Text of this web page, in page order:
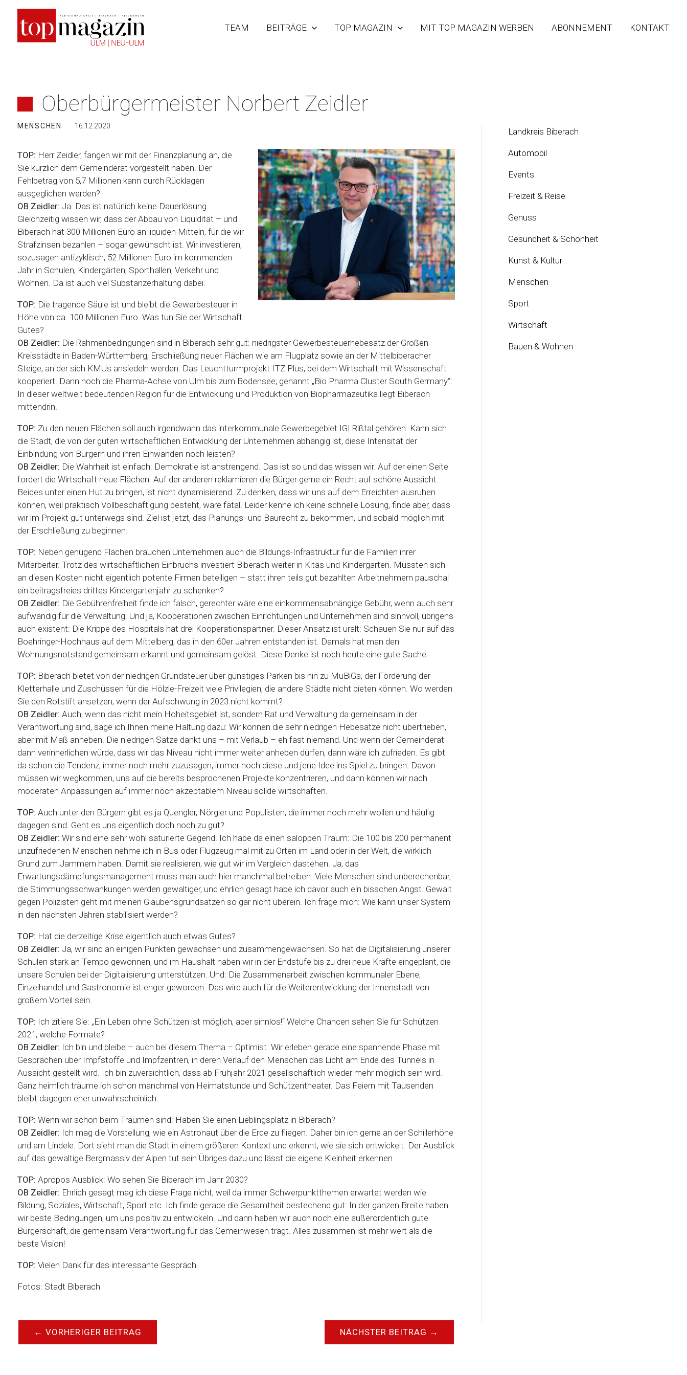
springen
TEAM BEITRÄGE TOP MAGAZIN MIT TOP MAGAZIN WERBEN ABONNEMENT KONTAKT
Oberbürgermeister Norbert Zeidler
MENSCHEN 16.12.2020
TOP: Herr Zeidler, fangen wir mit der Finanzplanung an, die
Sie kürzlich dem Gemeinderat vorgestellt haben. Der
Fehlbetrag von 5,7 Millionen kann durch Rücklagen
ausgeglichen werden?
OB Zeidler: Ja. Das ist natürlich keine Dauerlösung.
Gleichzeitig wissen wir, dass der Abbau von Liquidität – und
Biberach hat 300 Millionen Euro an liquiden Mitteln, für die wir
Strafzinsen bezahlen – sogar gewünscht ist. Wir investieren,
sozusagen antizyklisch, 52 Millionen Euro im kommenden
Jahr in Schulen, Kindergärten, Sporthallen, Verkehr und
Wohnen. Da ist auch viel Substanzerhaltung dabei.
TOP: Die tragende Säule ist und bleibt die Gewerbesteuer in
Höhe von ca. 100 Millionen Euro. Was tun Sie der Wirtschaft
Gutes?
OB Zeidler: Die Rahmenbedingungen sind in Biberach sehr gut: niedrigster Gewerbesteuerhebesatz der Großen
Kreisstädte in Baden-Württemberg, Erschließung neuer Flächen wie am Flugplatz sowie an der Mittelbiberacher
Steige, an der sich KMUs ansiedeln werden. Das Leuchtturmprojekt ITZ Plus, bei dem Wirtschaft mit Wissenschaft
kooperiert. Dann noch die Pharma-Achse von Ulm bis zum Bodensee, genannt „Bio Pharma Cluster South Germany“:
In dieser weltweit bedeutenden Region für die Entwicklung und Produktion von Biopharmazeutika liegt Biberach
mittendrin.
TOP: Zu den neuen Flächen soll auch irgendwann das interkommunale Gewerbegebiet IGI Rißtal gehören. Kann sich
die Stadt, die von der guten wirtschaftlichen Entwicklung der Unternehmen abhängig ist, diese Intensität der
Einbindung von Bürgern und ihren Einwänden noch leisten?
OB Zeidler: Die Wahrheit ist einfach: Demokratie ist anstrengend. Das ist so und das wissen wir. Auf der einen Seite
fordert die Wirtschaft neue Flächen. Auf der anderen reklamieren die Bürger gerne ein Recht auf schöne Aussicht.
Beides unter einen Hut zu bringen, ist nicht dynamisierend. Zu denken, dass wir uns auf dem Erreichten ausruhen
können, weil praktisch Vollbeschäftigung besteht, wäre fatal. Leider kenne ich keine schnelle Lösung, finde aber, dass
wir im Projekt gut unterwegs sind. Ziel ist jetzt, das Planungs- und Baurecht zu bekommen, und sobald möglich mit
der Erschließung zu beginnen.
TOP: Neben genügend Flächen brauchen Unternehmen auch die Bildungs-Infrastruktur für die Familien ihrer
Mitarbeiter. Trotz des wirtschaftlichen Einbruchs investiert Biberach weiter in Kitas und Kindergärten. Müssten sich
an diesen Kosten nicht eigentlich potente Firmen beteiligen – statt ihren teils gut bezahlten Arbeitnehmern pauschal
ein beitragsfreies drittes Kindergartenjahr zu schenken?
OB Zeidler: Die Gebührenfreiheit finde ich falsch, gerechter wäre eine einkommensabhängige Gebühr, wenn auch sehr
aufwändig für die Verwaltung. Und ja, Kooperationen zwischen Einrichtungen und Unternehmen sind sinnvoll, übrigens
auch existent: Die Krippe des Hospitals hat drei Kooperationspartner. Dieser Ansatz ist uralt: Schauen Sie nur auf das
Boehringer-Hochhaus auf dem Mittelberg, das in den 60er Jahren entstanden ist. Damals hat man den
Wohnungsnotstand gemeinsam erkannt und gemeinsam gelöst. Diese Denke ist noch heute eine gute Sache.
TOP: Biberach bietet von der niedrigen Grundsteuer über günstiges Parken bis hin zu MuBiGs, der Förderung der
Kletterhalle und Zuschüssen für die Hölzle-Freizeit viele Privilegien, die andere Städte nicht bieten können. Wo werden
Sie den Rotstift ansetzen, wenn der Aufschwung in 2023 nicht kommt?
OB Zeidler: Auch, wenn das nicht mein Hoheitsgebiet ist, sondern Rat und Verwaltung da gemeinsam in der
Verantwortung sind, sage ich Ihnen meine Haltung dazu: Wir können die sehr niedrigen Hebesätze nicht übertrieben,
aber mit Maß anheben. Die niedrigen Sätze dankt uns – mit Verlaub – eh fast niemand. Und wenn der Gemeinderat
dann verinnerlichen würde, dass wir das Niveau nicht immer weiter anheben dürfen, dann wäre ich zufrieden. Es gibt
da schon die Tendenz, immer noch mehr zuzusagen, immer noch diese und jene Idee ins Spiel zu bringen. Davon
müssen wir wegkommen, uns auf die bereits besprochenen Projekte konzentrieren, und dann können wir nach
moderaten Anpassungen auf immer noch akzeptablem Niveau solide wirtschaften.
TOP: Auch unter den Bürgern gibt es ja Quengler, Nörgler und Populisten, die immer noch mehr wollen und häufig
dagegen sind. Geht es uns eigentlich doch noch zu gut?
OB Zeidler: Wir sind eine sehr wohl saturierte Gegend. Ich habe da einen saloppen Traum: Die 100 bis 200 permanent
unzufriedenen Menschen nehme ich in Bus oder Flugzeug mal mit zu Orten im Land oder in der Welt, die wirklich
Grund zum Jammern haben. Damit sie realisieren, wie gut wir im Vergleich dastehen. Ja, das
Erwartungsdämpfungsmanagement muss man auch hier manchmal betreiben. Viele Menschen sind unberechenbar,
die Stimmungsschwankungen werden gewaltiger, und ehrlich gesagt habe ich davor auch ein bisschen Angst. Gewalt
gegen Polizisten geht mit meinen Glaubensgrundsätzen so gar nicht überein. Ich frage mich: Wie kann unser System
in den nächsten Jahren stabilisiert werden?
TOP: Hat die derzeitige Krise eigentlich auch etwas Gutes?
OB Zeidler: Ja, wir sind an einigen Punkten gewachsen und zusammengewachsen. So hat die Digitalisierung unserer
Schulen stark an Tempo gewonnen, und im Haushalt haben wir in der Endstufe bis zu drei neue Kräfte eingeplant, die
unsere Schulen bei der Digitalisierung unterstützen. Und: Die Zusammenarbeit zwischen kommunaler Ebene,
Einzelhandel und Gastronomie ist enger geworden. Das wird auch für die Weiterentwicklung der Innenstadt von
großem Vorteil sein.
TOP: Ich zitiere Sie: „Ein Leben ohne Schützen ist möglich, aber sinnlos!“ Welche Chancen sehen Sie für Schützen
2021, welche Formate?
OB Zeidler: Ich bin und bleibe – auch bei diesem Thema – Optimist. Wir erleben gerade eine spannende Phase mit
Gesprächen über Impfstoffe und Impfzentren, in deren Verlauf den Menschen das Licht am Ende des Tunnels in
Aussicht gestellt wird. Ich bin zuversichtlich, dass ab Frühjahr 2021 gesellschaftlich wieder mehr möglich sein wird.
Ganz heimlich träume ich schon manchmal von Heimatstunde und Schützentheater. Das Feiern mit Tausenden
bleibt dagegen eher unwahrscheinlich.
TOP: Wenn wir schon beim Träumen sind: Haben Sie einen Lieblingsplatz in Biberach?
OB Zeidler: Ich mag die Vorstellung, wie ein Astronaut über die Erde zu fliegen. Daher bin ich gerne an der Schillerhöhe
und am Lindele. Dort sieht man die Stadt in einem größeren Kontext und erkennt, wie sie sich entwickelt. Der Ausblick
auf das gewaltige Bergmassiv der Alpen tut sein Übriges dazu und lässt die eigene Kleinheit erkennen.
TOP: Apropos Ausblick: Wo sehen Sie Biberach im Jahr 2030?
OB Zeidler: Ehrlich gesagt mag ich diese Frage nicht, weil da immer Schwerpunktthemen erwartet werden wie
Bildung, Soziales, Wirtschaft, Sport etc. Ich finde gerade die Gesamtheit bestechend gut: In der ganzen Breite haben
wir beste Bedingungen, um uns positiv zu entwickeln. Und dann haben wir auch noch eine außerordentlich gute
Bürgerschaft, die gemeinsam Verantwortung für das Gemeinwesen trägt. Alles zusammen ist mehr wert als die
beste Vision!
TOP: Vielen Dank für das interessante Gespräch.
Fotos: Stadt Biberach
← VORHERIGER BEITRAG NÄCHSTER BEITRAG →
Landkreis Biberach
Automobil
Events
Freizeit & Reise
Genuss
Gesundheit & Schönheit
Kunst & Kultur
Menschen
Sport
Wirtschaft
Bauen & Wohnen